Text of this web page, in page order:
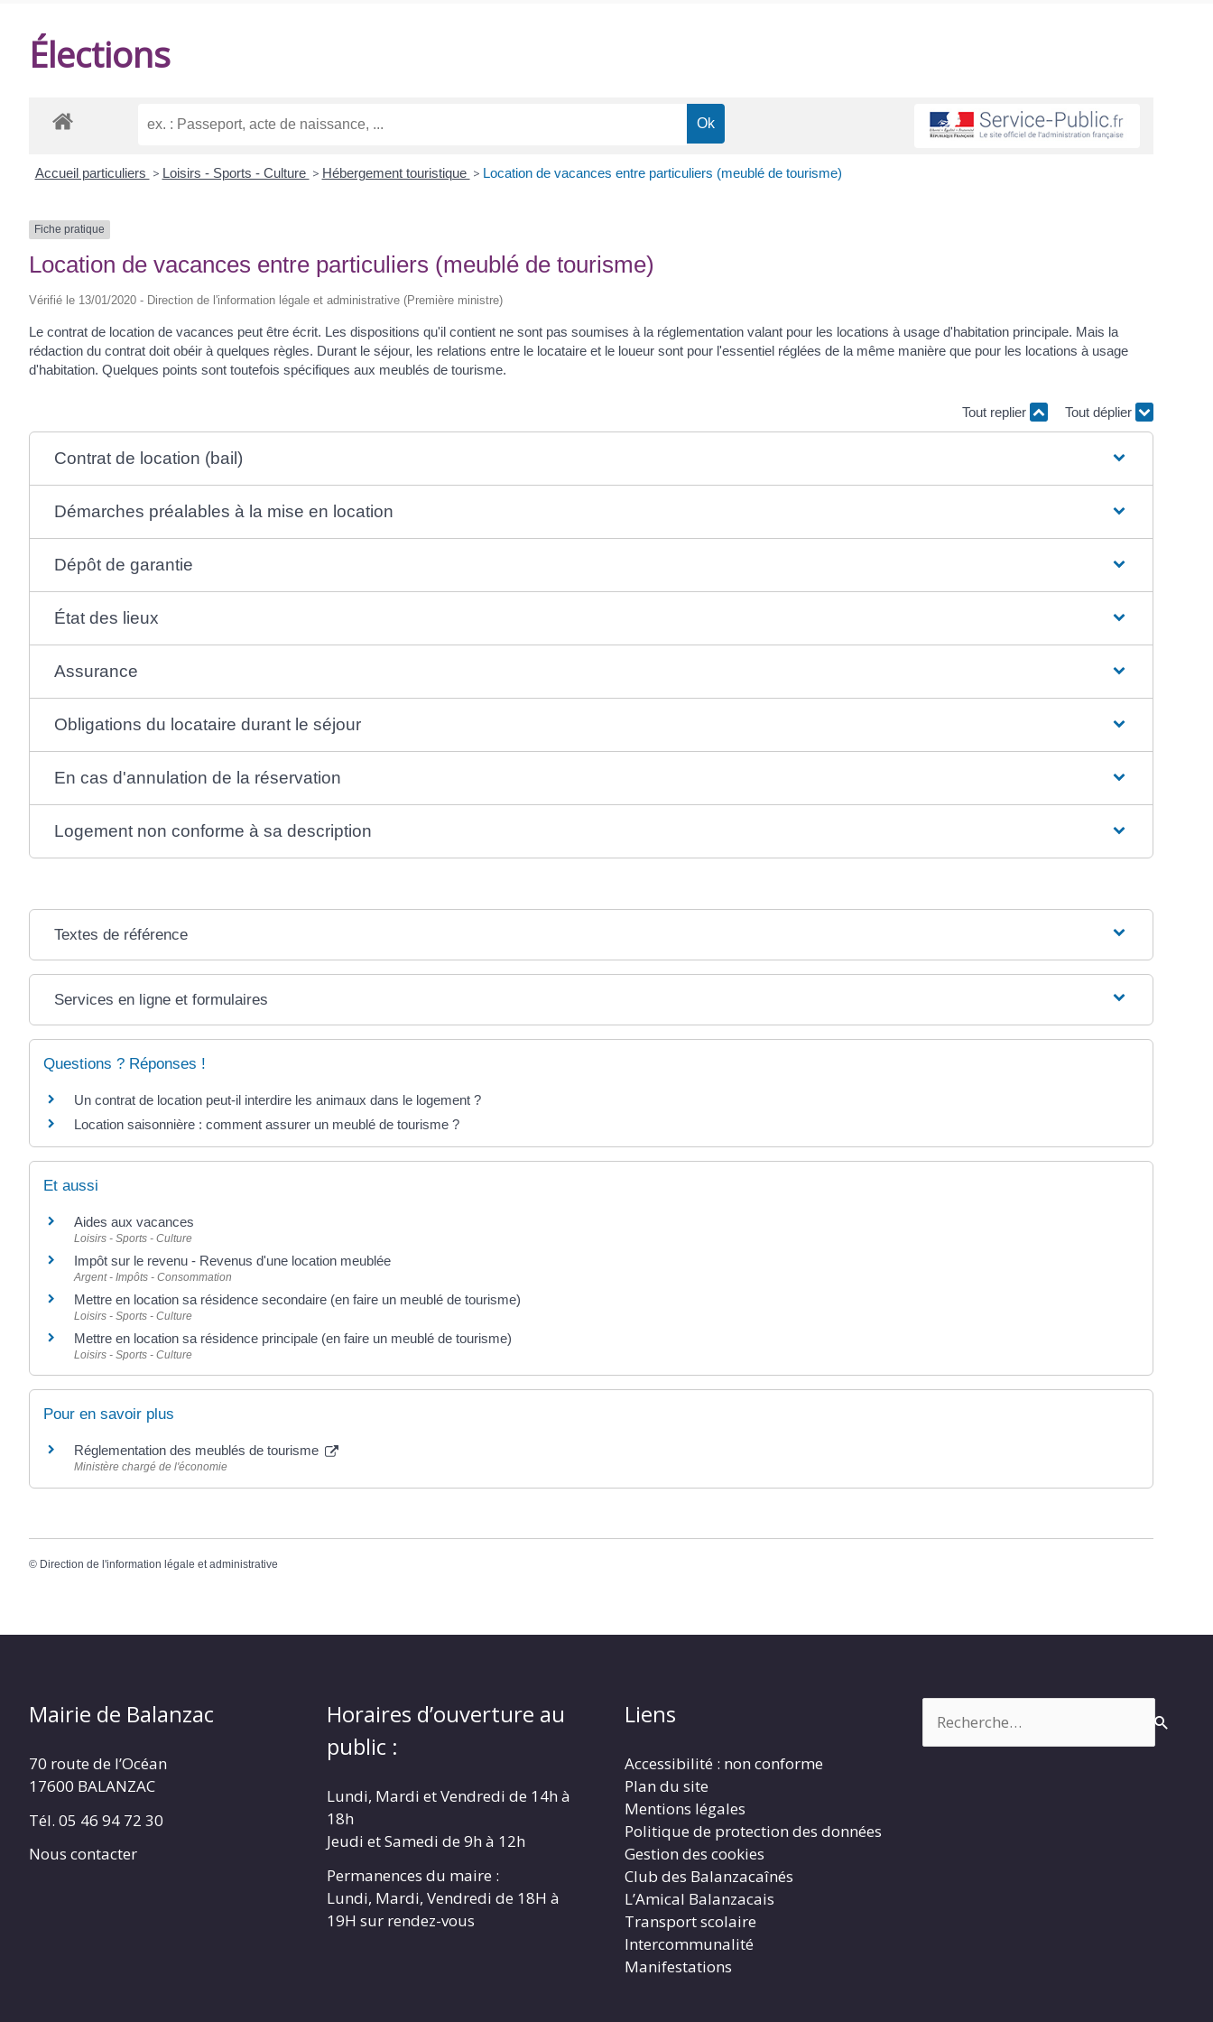
Élections
Accueil particuliers > Loisirs - Sports - Culture > Hébergement touristique > Location de vacances entre particuliers (meublé de tourisme)
Fiche pratique
Location de vacances entre particuliers (meublé de tourisme)
Vérifié le 13/01/2020 - Direction de l'information légale et administrative (Première ministre)
Le contrat de location de vacances peut être écrit. Les dispositions qu'il contient ne sont pas soumises à la réglementation valant pour les locations à usage d'habitation principale. Mais la
rédaction du contrat doit obéir à quelques règles. Durant le séjour, les relations entre le locataire et le loueur sont pour l'essentiel réglées de la même manière que pour les locations à usage
d'habitation. Quelques points sont toutefois spécifiques aux meublés de tourisme.
Tout replier Tout déplier
Contrat de location (bail)
Démarches préalables à la mise en location
Dépôt de garantie
État des lieux
Assurance
Obligations du locataire durant le séjour
En cas d'annulation de la réservation
Logement non conforme à sa description
Textes de référence
Services en ligne et formulaires
Questions ? Réponses !
Un contrat de location peut-il interdire les animaux dans le logement ?
Location saisonnière : comment assurer un meublé de tourisme ?
Et aussi
Aides aux vacances
Loisirs - Sports - Culture
Impôt sur le revenu - Revenus d'une location meublée
Argent - Impôts - Consommation
Mettre en location sa résidence secondaire (en faire un meublé de tourisme)
Loisirs - Sports - Culture
Mettre en location sa résidence principale (en faire un meublé de tourisme)
Loisirs - Sports - Culture
Pour en savoir plus
Réglementation des meublés de tourisme
Ministère chargé de l'économie
© Direction de l'information légale et administrative
Mairie de Balanzac
70 route de l’Océan
17600 BALANZAC
Tél. 05 46 94 72 30
Nous contacter
Horaires d’ouverture au
public :
Lundi, Mardi et Vendredi de 14h à
18h
Jeudi et Samedi de 9h à 12h
Permanences du maire :
Lundi, Mardi, Vendredi de 18H à
19H sur rendez-vous
Liens
Accessibilité : non conforme
Plan du site
Mentions légales
Politique de protection des données
Gestion des cookies
Club des Balanzacaînés
L’Amical Balanzacais
Transport scolaire
Intercommunalité
Manifestations